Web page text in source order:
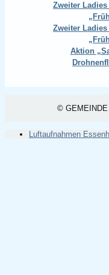
Zweiter
Zweiter
Aktion
© GEMEINDE
Luftaufnahmen